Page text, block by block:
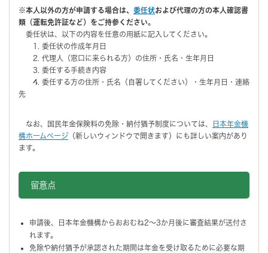
※本人以外の方が申請する場合は、 委任状および代理の方の本人確認書
類（運転免許証など）をご持参ください。
委任状は、以下の内容を任意の用紙に記入してください。
1. 委任状の作成年月日
2. 代理人（窓口に来られる方）の住所・氏名・生年月日
3. 委任する手続き内容
4. 委任する方の住所・氏名（自署してください）・生年月日・連絡
先
なお、国民年金保険料の免除・納付猶予制度については、
日本年金機
構ホームページ （新しいウィンドウで開きます）にも詳しい案内があり
ます。
留意点
申請後、日本年金機構からおおむね2～3か月後に審査結果が送付さ
れます。
免除や納付猶予が承認された期間は年金を受け取るために必要な期